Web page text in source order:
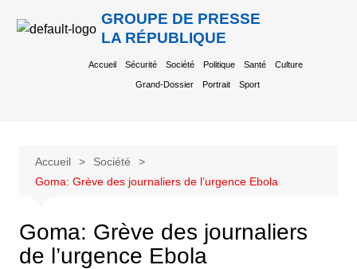
GROUPE DE PRESSE
LA RÉPUBLIQUE
Accueil Sécurité Société Politique Santé Culture
Grand-Dossier Portrait Sport
Accueil
Société
Goma: Grève des journaliers de l’urgence Ebola
Goma: Grève des journaliers
de l’urgence Ebola